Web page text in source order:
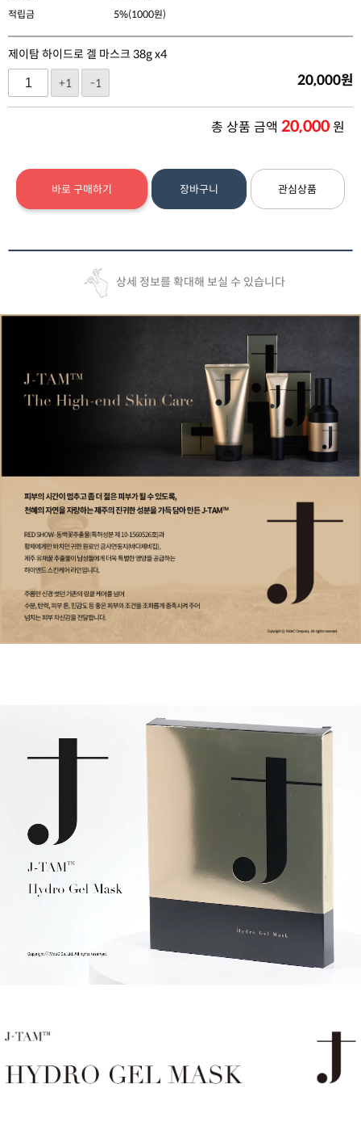
적립금
5%(1000원)
제이탐 하이드로 겔 마스크 38g x4
+1
-1 20,000원
총 상품 금액 20,000원
바로 구매하기 장바구니 관심상품
상세 정보를 확대해 보실 수 있습니다